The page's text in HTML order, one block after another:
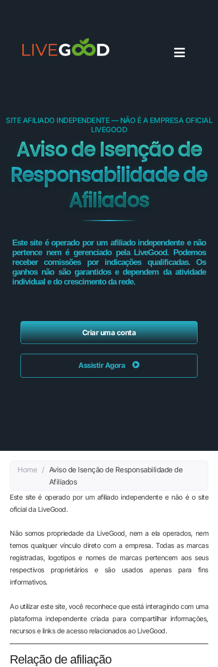
SITE AFILIADO INDEPENDENTE — NÃO É A EMPRESA OFICIAL
LIVEGOOD
Aviso de Isenção de
Responsabilidade de
Afiliados
Este site é operado por um afiliado independente e não
pertence nem é gerenciado pela LiveGood. Podemos
receber comissões por indicações qualificadas. Os
ganhos não são garantidos e dependem da atividade
individual e do crescimento da rede.
Criar uma conta
Assistir Agora
Home / Aviso de Isenção de Responsabilidade de
Afiliados
Este site é operado por um afiliado independente e não é o site
oficial da LiveGood.
Não somos propriedade da LiveGood, nem a ela operados, nem
temos qualquer vínculo direto com a empresa. Todas as marcas
registradas, logotipos e nomes de marcas pertencem aos seus
respectivos proprietários e são usados apenas para fins
informativos.
Ao utilizar este site, você reconhece que está interagindo com uma
plataforma independente criada para compartilhar informações,
recursos e links de acesso relacionados ao LiveGood.
Relação de afiliação